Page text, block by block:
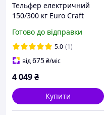
Тельфер електричний
150/300 кг Euro Craft
Готово до відправки
5.0 (1)
від675₴/міс
4 049₴
Купити